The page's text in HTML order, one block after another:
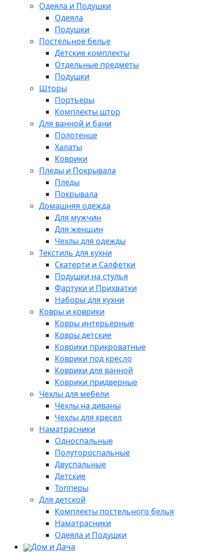
Одеяла и Подушки
Одеяла
Подушки
Постельное белье
Детские комплекты
Отдельные предметы
Подушки
Шторы
Портьеры
Комплекты штор
Для ванной и бани
Полотенце
Халаты
Коврики
Пледы и Покрывала
Пледы
Покрывала
Домашняя одежда
Для мужчин
Для женщин
Чехлы для одежды
Текстиль для кухни
Скатерти и Салфетки
Подушки на стулья
Фартуки и Прихватки
Наборы для кухни
Ковры и коврики
Ковры интерьерные
Ковры детские
Коврики прикроватные
Коврики под кресло
Коврики для ванной
Коврики придверные
Чехлы для мебели
Чехлы на диваны
Чехлы для кресел
Наматрасники
Односпальные
Полутороспальные
Двуспальные
Детские
Топперы
Для детской
Комплекты постельного белья
Наматрасники
Одеяла и Подушки
Дом и Дача